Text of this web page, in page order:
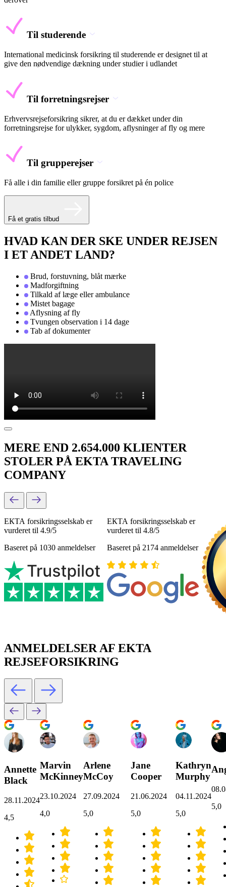
Til studerende
International medicinsk forsikring til studerende er designet til at
give den nødvendige dækning under studier i udlandet
Til forretningsrejser
Erhvervsrejseforsikring sikrer, at du er dækket under din
forretningsrejse for ulykker, sygdom, aflysninger af fly og mere
Til grupperejser
Få alle i din familie eller gruppe forsikret på én police
Få et gratis tilbud
HVAD KAN DER SKE UNDER REJSEN
I ET ANDET LAND?
Brud, forstuvning, blåt mærke
Madforgiftning
Tilkald af læge eller ambulance
Mistet bagage
Aflysning af fly
Tvungen observation i 14 dage
Tab af dokumenter
MERE END 2.654.000 KLIENTER
STOLER PÅ EKTA TRAVELING
COMPANY
ЕКТА forsikringsselskab er
vurderet til 4.9/5
Baseret på 1030 anmeldelser
ЕКТА forsikringsselskab er
vurderet til 4.8/5
Baseret på 2174 anmeldelser
ANMELDELSER AF EKTA
REJSEFORSIKRING
Annette
Black
28.11.2024
4,5
Marvin
McKinney
23.10.2024
4,0
Arlene
McCoy
27.09.2024
5,0
Jane
Cooper
21.06.2024
5,0
Kathryn
Murphy
04.11.2024
5,0
5,0